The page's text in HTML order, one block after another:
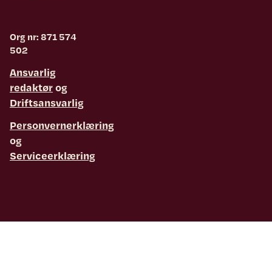
Org nr: 871 574
502
Ansvarlig
redaktørog
Driftsansvarlig
Personvernerklæring
og
Serviceerklæring